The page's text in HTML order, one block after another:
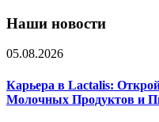
Наши новости
05.08.2026
Карьера в Lactalis:
Молочных Продуктов и